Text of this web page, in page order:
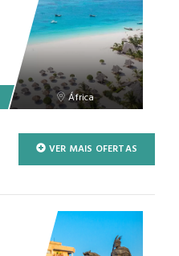
África
VER MAIS OFERTAS